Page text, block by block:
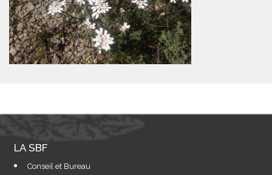
LA SBF
Conseil et Bureau